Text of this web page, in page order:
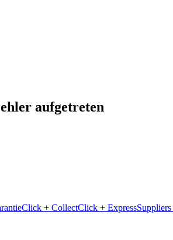
aufgetreten
Click + CollectClick + Express